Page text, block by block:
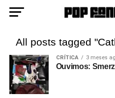
All posts tagged
CRÍTICA 3 meses
Ouvimos: